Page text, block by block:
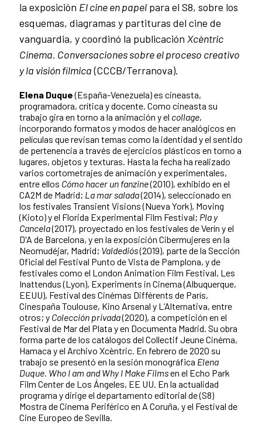
la exposición El cine en papel para el S8, sobre los
esquemas, diagramas y partituras del cine de
vanguardia, y coordinó la publicación Xcèntric
Cinema. Conversaciones sobre el proceso creativo
y la visión fílmica(CCCB/Terranova).
Elena Duque(España-Venezuela) es cineasta,
programadora, crítica y docente. Como cineasta su
trabajo gira en torno a la animación y el collage,
incorporando formatos y modos de hacer analógicos en
películas que revisan temas como la identidad y el sentido
de pertenencia a través de ejercicios plásticos en torno a
lugares, objetos y texturas. Hasta la fecha ha realizado
varios cortometrajes de animación y experimentales,
entre ellos Cómo hacer un fanzine(2010), exhibido en el
CA2M de Madrid; La mar salada(2014), seleccionado en
los festivales Transient Visions (Nueva York), Moving
(Kioto) y el Florida Experimental Film Festival; Pla y
Cancela(2017), proyectado en los festivales de Verín y el
D'A de Barcelona, y en la exposición Cibermujeres en la
Neomudéjar, Madrid; Valdediós(2019), parte de la Sección
Oficial del Festival Punto de Vista de Pamplona, y de
festivales como el London Animation Film Festival, Les
Inattendus (Lyon), Experiments in Cinema (Albuquerque,
EEUU), Festival des Cinémas Différents de París,
Cinespaña Toulouse, Kino Arsenal y L’Alternativa, entre
otros; y Colección privada(2020), a competición en el
Festival de Mar del Plata y en Documenta Madrid. Su obra
forma parte de los catálogos del Collectif Jeune Cinéma,
Hamaca y el Archivo Xcèntric. En febrero de 2020 su
trabajo se presentó en la sesión monográfica Elena
Duque. Who I am and Why I Make Filmsen el Echo Park
Film Center de Los Ángeles, EE UU. En la actualidad
programa y dirige el departamento editorial de (S8)
Mostra de Cinema Periférico en A Coruña, y el Festival de
Cine Europeo de Sevilla.